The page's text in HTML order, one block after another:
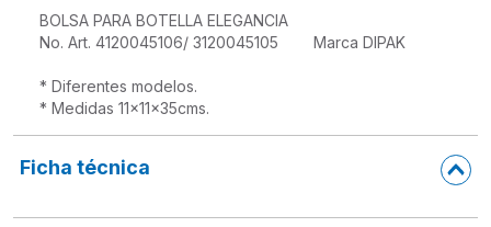
BOLSA PARA BOTELLA ELEGANCIA
No. Art. 4120045106/ 3120045105        Marca DIPAK
* Diferentes modelos.
* Medidas 11x11x35cms.
Ficha técnica